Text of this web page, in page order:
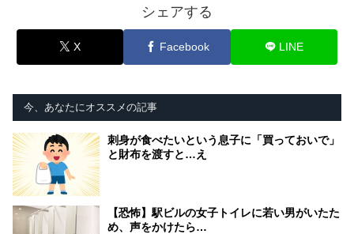
シェアする
X Facebook LINE
今、あなたにオススメの記事
刺身が食べたいという息子に「買っておいで」
と財布を渡すと…え
【恐怖】駅ビルの女子トイレに若い男がいたた
め、声をかけたら…